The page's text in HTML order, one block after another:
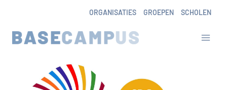
content
ORGANISATIES GROEPEN SCHOLEN